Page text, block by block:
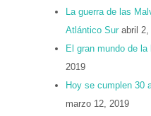
La guerra de las
Atlántico Sur abril 2,
El gran mundo de
2019
Hoy se cumplen 30
marzo 12, 2019